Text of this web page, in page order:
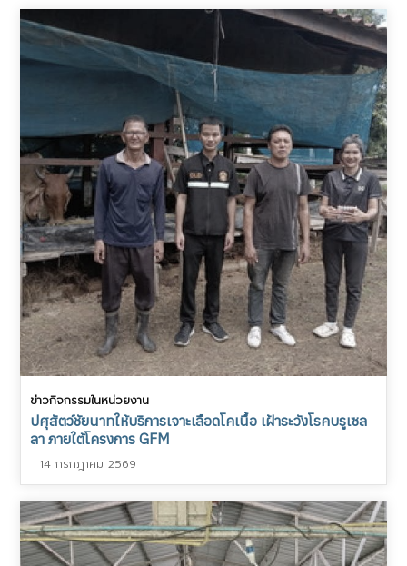
ข่าวกิจกรรมในหน่วยงาน
ปศุสัตว์ชัยนาทให้บริการเจาะเลือดโคเนื้อ เฝ้าระวังโรคบรูเซล
ลา ภายใต้โครงการ GFM
14 กรกฎาคม 2569